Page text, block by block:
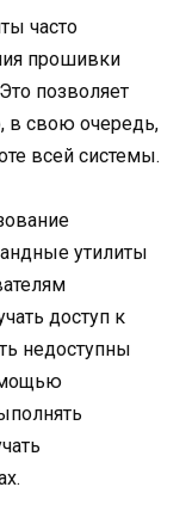
часто
прошивки
позволяет
в свою очередь,
всей системы.
утилиты
доступ к
недоступны